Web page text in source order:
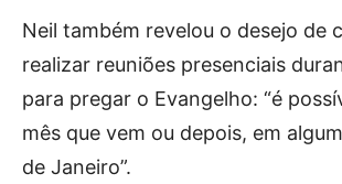
Neil também revelou o desejo de
realizar reuniões presenciais
para pregar o Evangelho: “é
mês que vem ou depois, em
de Janeiro”.